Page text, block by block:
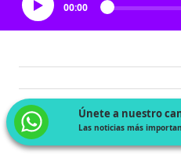
00:00
Únete a nuestro
Las noticias más